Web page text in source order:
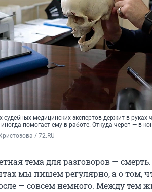
судебных медицинских экспертов держит в руках
помогает ему в работе. Откуда череп — в
/ 72.RU
тема для разговоров —
мы пишем регулярно, а о том,
— совсем немного. Между